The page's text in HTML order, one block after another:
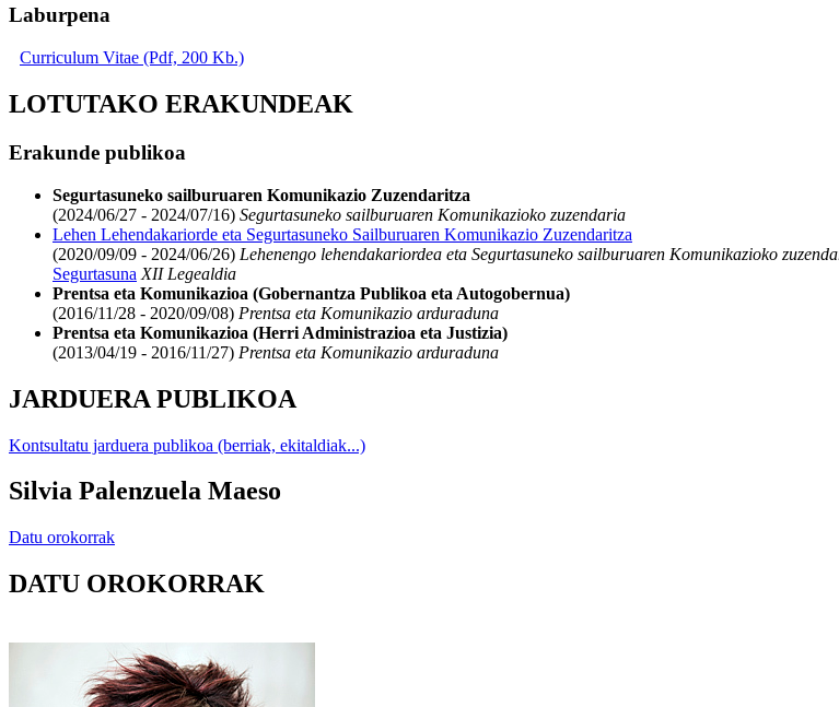
Laburpena
Curriculum Vitae (Pdf, 200 Kb.)
LOTUTAKO ERAKUNDEAK
Erakunde publikoa
Segurtasuneko sailburuaren Komunikazio Zuzendaritza
(2024/06/27 - 2024/07/16) Segurtasuneko sailburuaren Komunikazioko zuzendaria
Lehen Lehendakariorde eta Segurtasuneko Sailburuaren Komunikazio Zuzendaritza
(2020/09/09 - 2024/06/26) Lehenengo lehendakariordea eta Segurtasuneko sailburuaren Komunikazioko
Segurtasuna XII Legealdia
Prentsa eta Komunikazioa (Gobernantza Publikoa eta Autogobernua)
(2016/11/28 - 2020/09/08) Prentsa eta Komunikazio arduraduna
Prentsa eta Komunikazioa (Herri Administrazioa eta Justizia)
(2013/04/19 - 2016/11/27) Prentsa eta Komunikazio arduraduna
JARDUERA PUBLIKOA
Kontsultatu jarduera publikoa (berriak, ekitaldiak...)
Silvia Palenzuela Maeso
Datu orokorrak
DATU OROKORRAK